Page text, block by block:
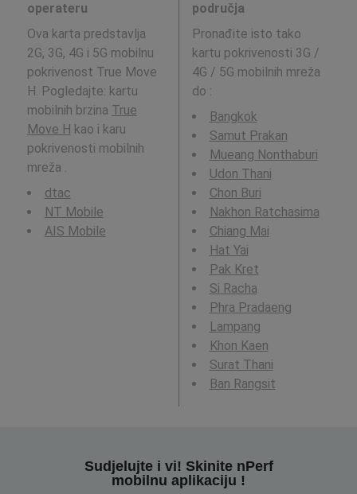
operateru
Ova karta predstavlja
2G, 3G, 4G i 5G mobilnu
pokrivenost True Move
H. Pogledajte: kartu
mobilnih brzina True
Move H kao i karu
pokrivenosti mobilnih
mreža .
dtac
NT Mobile
AIS Mobile
područja
Pronađite isto tako
kartu pokrivenosti 3G /
4G / 5G mobilnih mreža
do :
Bangkok
Samut Prakan
Mueang Nonthaburi
Udon Thani
Chon Buri
Nakhon Ratchasima
Chiang Mai
Hat Yai
Pak Kret
Si Racha
Phra Pradaeng
Lampang
Khon Kaen
Surat Thani
Ban Rangsit
Sudjelujte i vi! Skinite nPerf
mobilnu aplikaciju !